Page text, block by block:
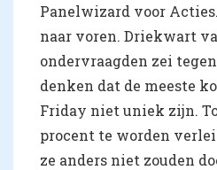
Panelwizard voor
naar voren. Driekwart
ondervraagden zei
denken dat de meeste
Friday niet uniek zijn.
procent te worden
ze anders niet zouden